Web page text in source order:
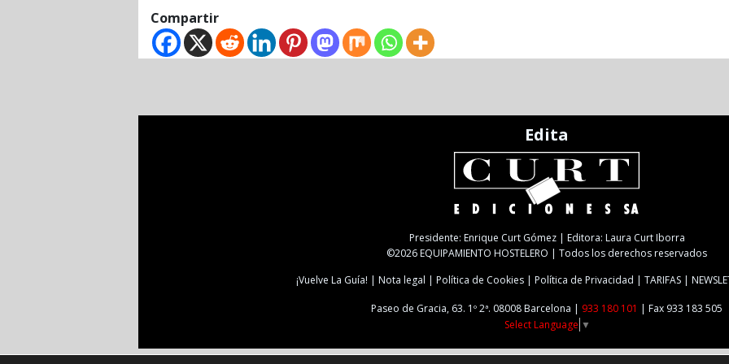
Compartir
Edita
Presidente: Enrique Curt Gómez | Editora: Laura Curt Iborra
©2026 EQUIPAMIENTO HOSTELERO | Todos los derechos reservados
¡Vuelve La Guía!
Nota legal Política de Cookies Política de Privacidad TARIFAS
Paseo de Gracia, 63. 1º 2ª. 08008 Barcelona | 933 180 101 | Fax 933 183 505
Select Language ▼